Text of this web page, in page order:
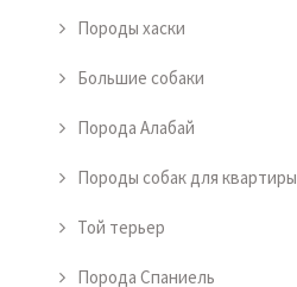
Породы хаски
Большие собаки
Порода Алабай
Породы собак для квартиры
Той терьер
Порода Спаниель